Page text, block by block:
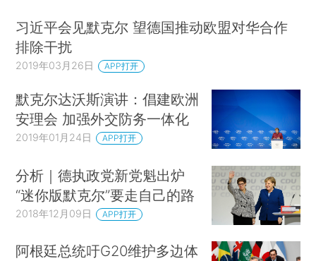
习近平会见默克尔 望德国推动欧盟对华合作
排除干扰
2019年03月26日 APP打开
默克尔达沃斯演讲：倡建欧洲
安理会 加强外交防务一体化
2019年01月24日 APP打开
分析｜德执政党新党魁出炉
“迷你版默克尔”要走自己的路
2018年12月09日 APP打开
阿根廷总统吁G20维护多边体